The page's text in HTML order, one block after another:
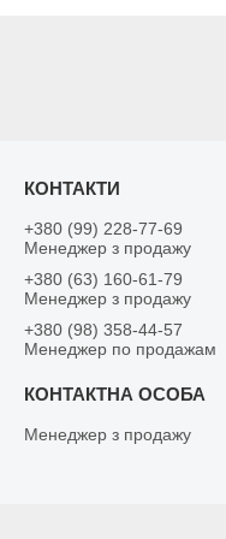
+380 (99) 228-77-69
Менеджер з продажу
+380 (63) 160-61-79
Менеджер з продажу
+380 (98) 358-44-57
Менеджер по продажам
Менеджер з продажу